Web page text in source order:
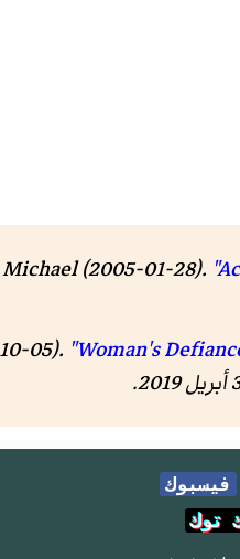
(2005-01-28).
05). "Woman's
.
فيسبوك
توك